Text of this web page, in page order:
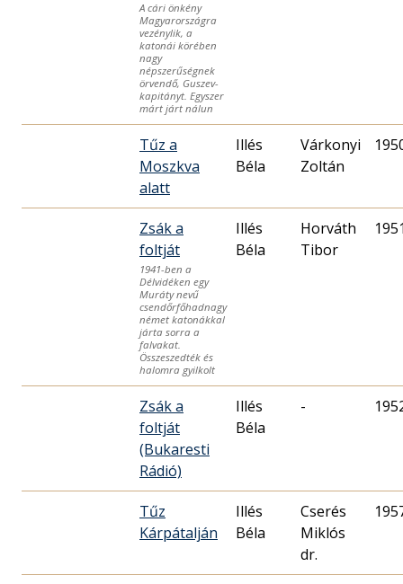
A cári önkény
Magyarországra
vezénylik, a
katonái körében
nagy
népszerűségnek
örvendő, Guszev-
kapitányt. Egyszer
márt járt nálun
Tűz a
Moszkva
alatt
Illés
Béla
Várkonyi
Zoltán
Zsák a
foltját
1941-ben a
Délvidéken egy
Muráty nevű
csendőrfőhadnagy
német katonákkal
járta sorra a
falvakat.
Összeszedték és
halomra gyilkolt
Illés
Béla
Horváth
Zsák a
foltját
(Bukaresti
Rádió)
Illés
Béla
-
Tűz
Kárpátalján
Illés
Béla
Cserés
Miklós
dr.